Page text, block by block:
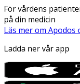
För vårdens
på din medicin
Läs mer om Apodos
Ladda ner vår app